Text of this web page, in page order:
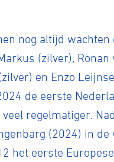
nog altijd
(zilver),
en Enzo
de eerste
regelmatiger.
(2024) in
het eerste